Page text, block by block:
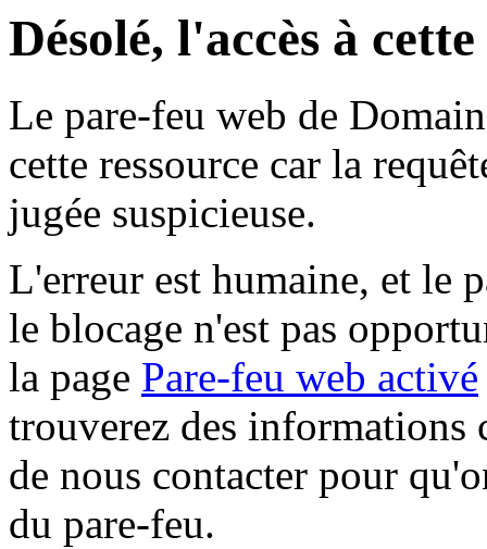
Désolé, l'accès à
Le pare-feu web de
cette ressource car la
jugée suspicieuse.
L'erreur est humaine, et le
le blocage n'est pas
la page Pare-feu web activé
trouverez des informations
de nous contacter pour
du pare-feu.